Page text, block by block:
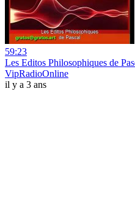
59:23
Les Editos Philosophiques de
VipRadioOnline
il y a 3 ans